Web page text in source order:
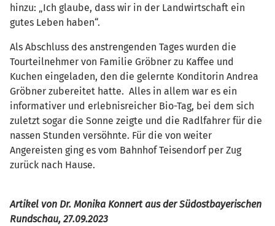
hinzu: „Ich glaube, dass wir in der Landwirtschaft ein
gutes Leben haben“.
Als Abschluss des anstrengenden Tages wurden die
Tourteilnehmer von Familie Gröbner zu Kaffee und
Kuchen eingeladen, den die gelernte Konditorin Andrea
Gröbner zubereitet hatte. Alles in allem war es ein
informativer und erlebnisreicher Bio-Tag, bei dem sich
zuletzt sogar die Sonne zeigte und die Radlfahrer für die
nassen Stunden versöhnte. Für die von weiter
Angereisten ging es vom Bahnhof Teisendorf per Zug
zurück nach Hause.
Artikel von Dr. Monika Konnert aus der Südostbayerischen
Rundschau, 27.09.2023